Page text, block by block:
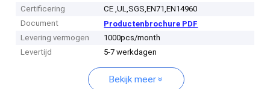
Certificering
CE ,UL,SGS,EN71,EN14960
Document
Productenbrochure PDF
Levering vermogen
1000pcs/month
Levertijd
5-7 werkdagen
Bekijk meer